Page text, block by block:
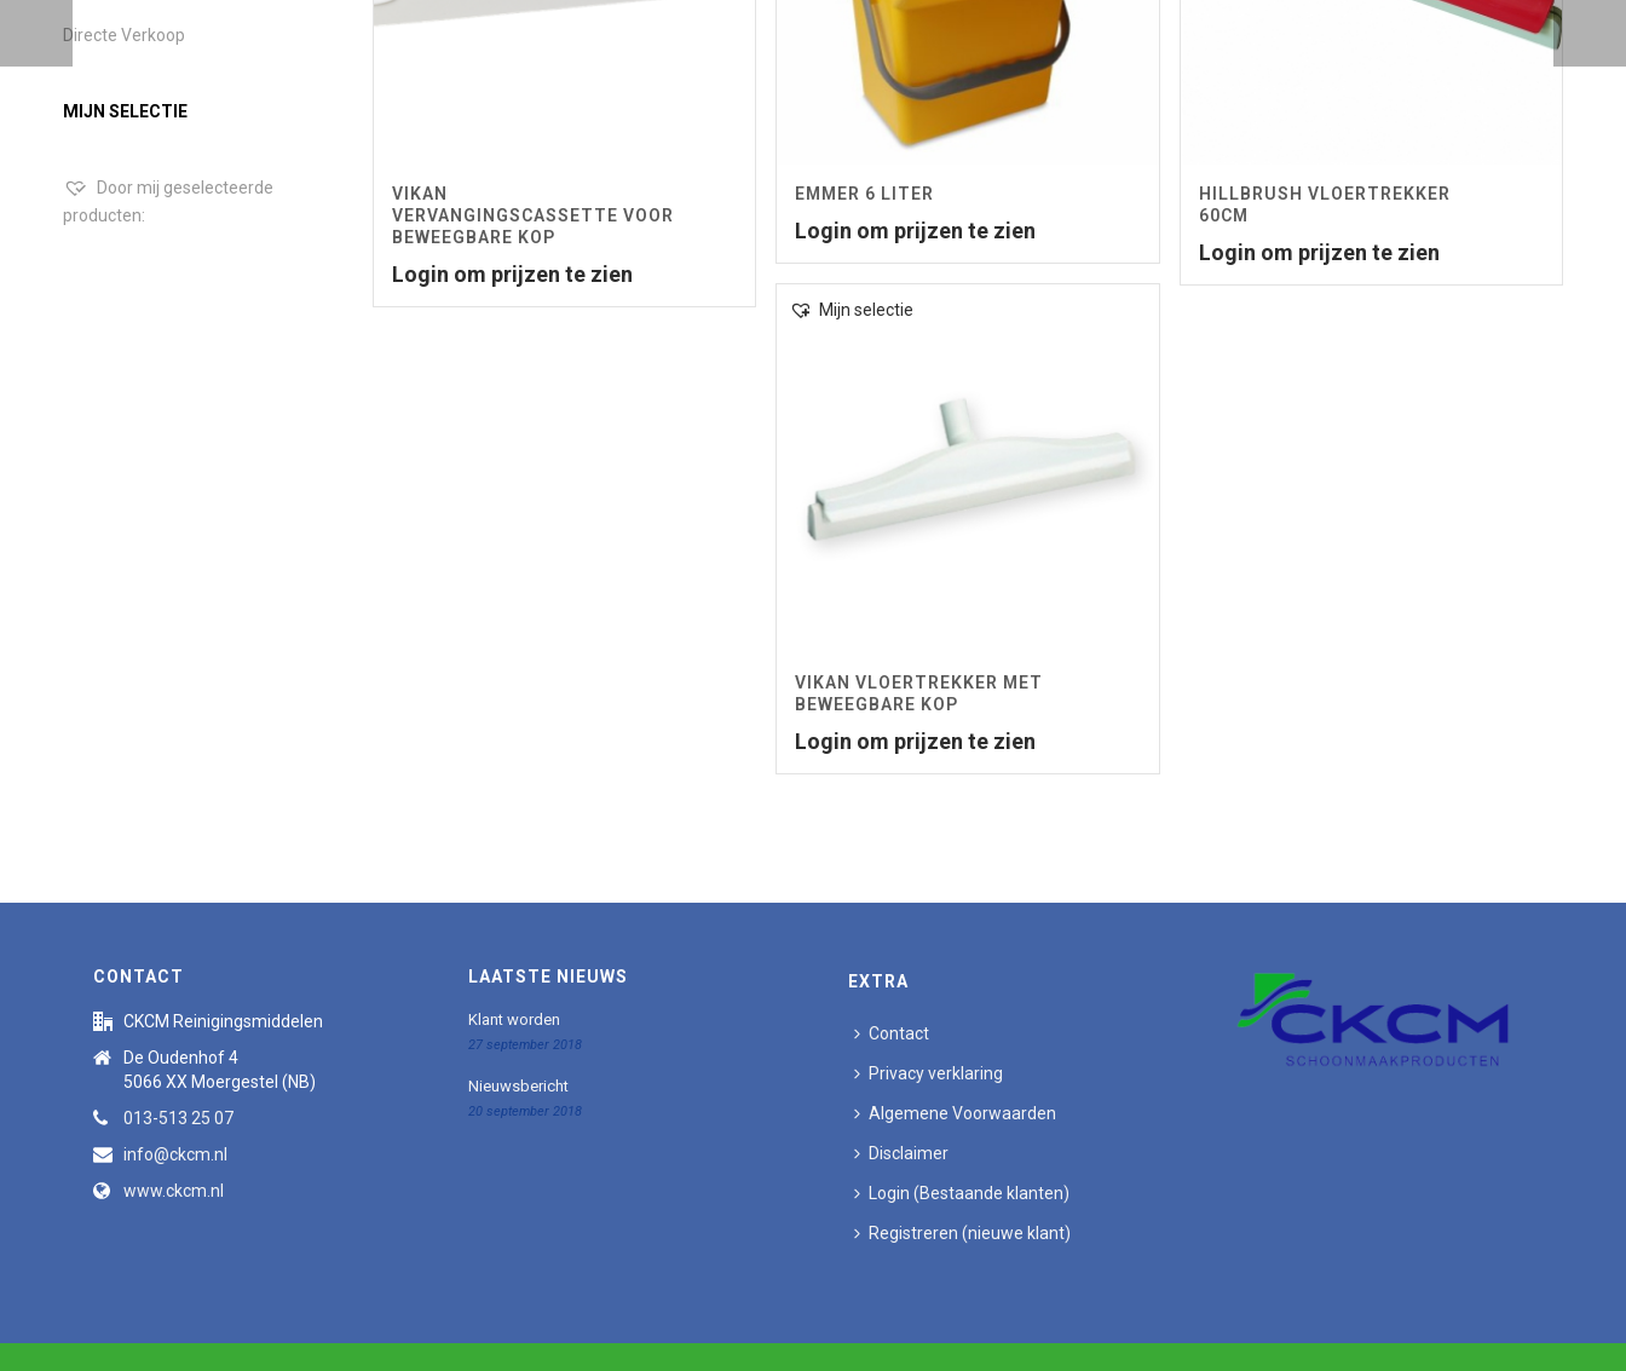
VIKAN
VERVANGINGSCASSETTE VOOR
BEWEEGBARE KOP
Login om prijzen te zien
EMMER 6 LITER
Login om prijzen te zien
HILLBRUSH VLOERTREKKER
60CM
Login om prijzen te zien
Mijn selectie
VIKAN VLOERTREKKER MET
BEWEEGBARE KOP
Login om prijzen te zien
Directe Verkoop
MIJN SELECTIE
Door mij geselecteerde
producten:
CONTACT
CKCM Reinigingsmiddelen
De Oudenhof 4
5066 XX Moergestel (NB)
013-513 25 07
info@ckcm.nl
www.ckcm.nl
LAATSTE NIEUWS
Klant worden
27 september 2018
Nieuwsbericht
20 september 2018
EXTRA
Contact
Privacy verklaring
Algemene Voorwaarden
Disclaimer
Login (Bestaande klanten)
Registreren (nieuwe klant)